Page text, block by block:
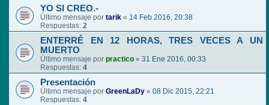
YO SI CREO.-
Último mensaje por tarik « 14 Feb 2016, 20:38
Respuestas: 2
ENTERRÉ EN 12 HORAS, TRES VECES A UN
MUERTO
Último mensaje por practico « 31 Ene 2016, 00:33
Respuestas: 4
Presentación
Último mensaje por GreenLaDy « 08 Dic 2015, 22:21
Respuestas: 4